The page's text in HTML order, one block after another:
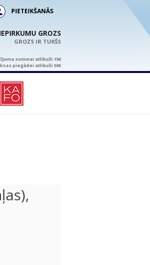
PIETEIKŠANĀS
IEPIRKUMU GROZS
GROZS IR TUKŠS
summai atlikuši 15€
piegādei atlikuši 50€